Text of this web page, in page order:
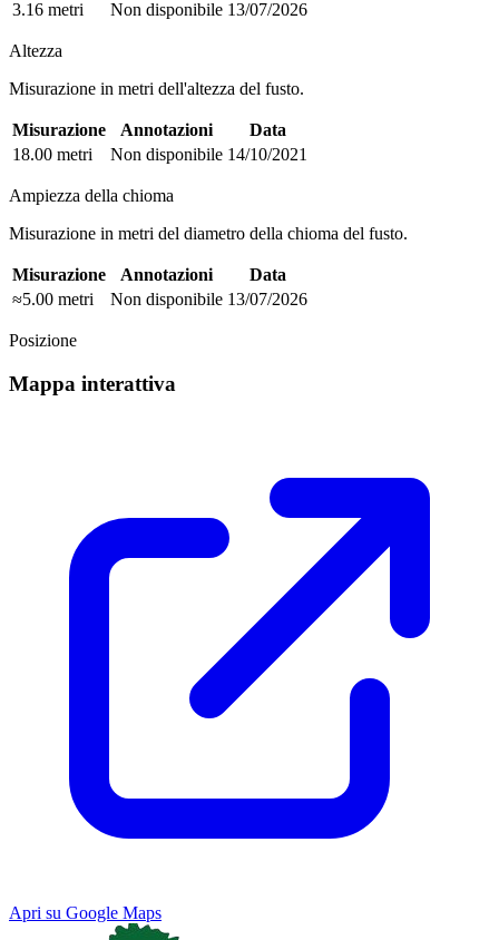
3.16 metri Non disponibile 13/07/2026
Altezza
Misurazione in metri dell'altezza del fusto.
Misurazione Annotazioni
Data
18.00 metri
Non disponibile 14/10/2021
Ampiezza della chioma
Misurazione in metri del diametro della chioma del fusto.
Misurazione Annotazioni
Data
≈5.00 metri
Non disponibile 13/07/2026
Posizione
Mappa interattiva
Apri su Google MapsKeyboard shortcuts